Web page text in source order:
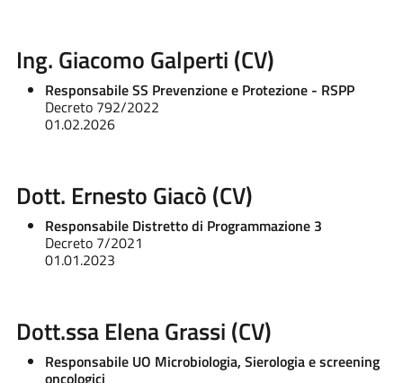
Ing. Giacomo Galperti (CV)
Responsabile SS Prevenzione e Protezione - RSPP
Decreto 792/2022
01.02.2026
Dott. Ernesto Giacò (CV)
Responsabile Distretto di Programmazione 3
Decreto 7/2021
01.01.2023
Dott.ssa Elena Grassi (CV)
Responsabile UO Microbiologia, Sierologia e screening
oncologici